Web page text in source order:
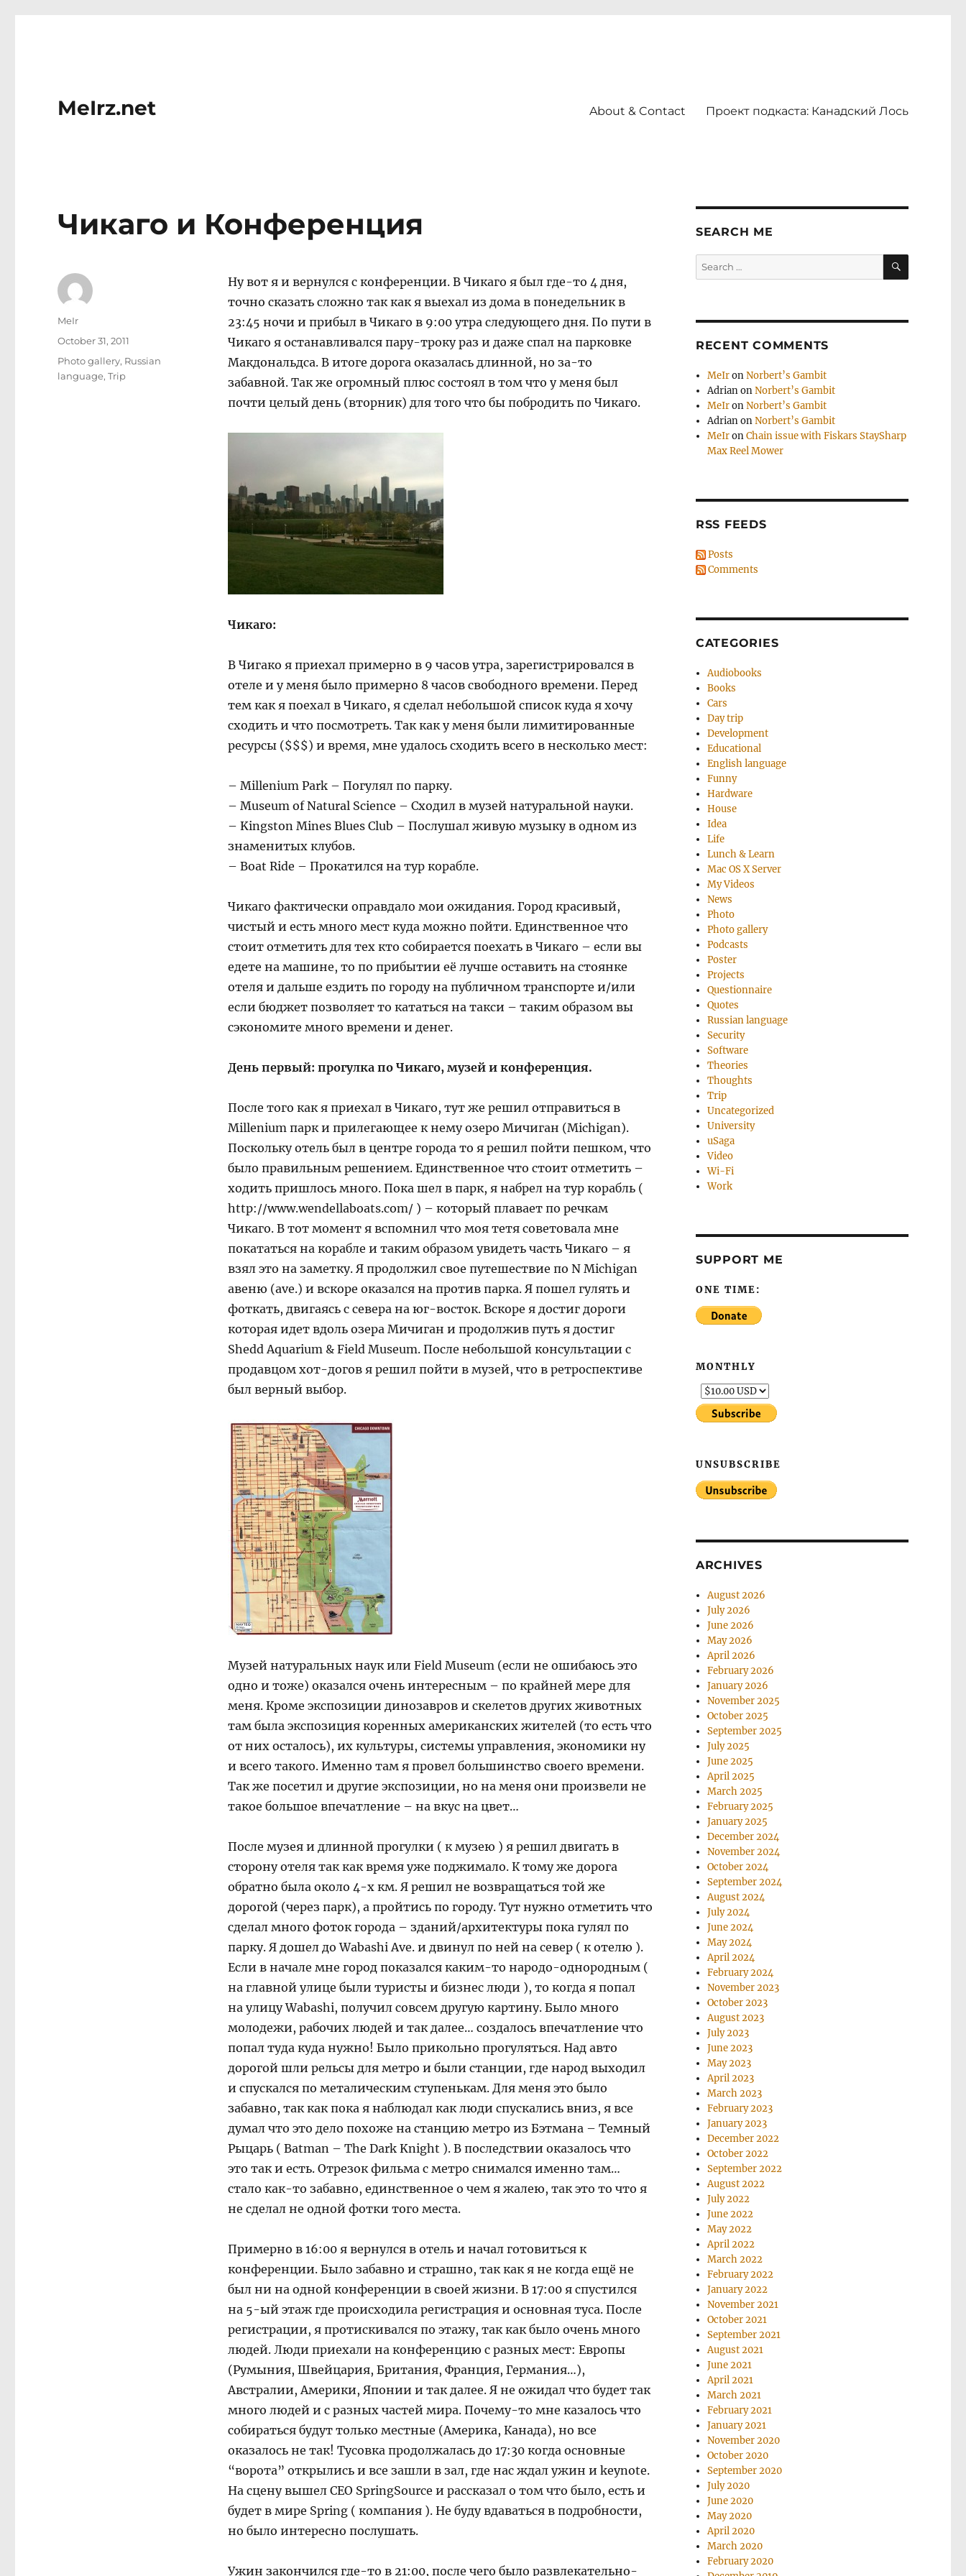
MeIrz.net About & Contact Проект подкаста: Канадский Лось
Чикаго и Конференция
Ну вот я и вернулся с конференции. В Чикаго я был где-то 4 дня,
точно сказать сложно так как я выехал из дома в понедельник в
23:45 ночи и прибыл в Чикаго в 9:00 утра следующего дня. По пути в
Чикаго я останавливался пару-троку раз и даже спал на парковке
Макдональдса. В итоге дорога оказалась длинной, но за-то
забавной. Так же огромный плюс состоял в том что у меня был
почти целый день (вторник) для того что бы побродить по Чикаго.
Чикаго:
В Чигако я приехал примерно в 9 часов утра, зарегистрировался в
отеле и у меня было примерно 8 часов свободного времени. Перед
тем как я поехал в Чикаго, я сделал небольшой список куда я хочу
сходить и что посмотреть. Так как у меня были лимитированные
ресурсы ($$$) и время, мне удалось сходить всего в несколько мест:
– Millenium Park – Погулял по парку.
– Museum of Natural Science – Сходил в музей натуральной науки.
– Kingston Mines Blues Club – Послушал живую музыку в одном из
знаменитых клубов.
– Boat Ride – Прокатился на тур корабле.
Чикаго фактически оправдало мои ожидания. Город красивый,
чистый и есть много мест куда можно пойти. Единственное что
стоит отметить для тех кто собирается поехать в Чикаго – если вы
едете на машине, то по прибытии её лучше оставить на стоянке
отеля и дальше ездить по городу на публичном транспорте и/или
если бюджет позволяет то кататься на такси – таким образом вы
сэкономите много времени и денег.
День первый: прогулка по Чикаго, музей и конференция.
После того как я приехал в Чикаго, тут же решил отправиться в
Millenium парк и прилегающее к нему озеро Мичиган (Michigan).
Поскольку отель был в центре города то я решил пойти пешком, что
было правильным решением. Единственное что стоит отметить –
ходить пришлось много. Пока шел в парк, я набрел на тур корабль (
http://www.wendellaboats.com/ ) – который плавает по речкам
Чикаго. В тот момент я вспомнил что моя тетя советовала мне
покататься на корабле и таким образом увидеть часть Чикаго – я
взял это на заметку. Я продолжил свое путешествие по N Michigan
авеню (ave.) и вскоре оказался на против парка. Я пошел гулять и
фоткать, двигаясь с севера на юг-восток. Вскоре я достиг дороги
которая идет вдоль озера Мичиган и продолжив путь я достиг
Shedd Aquarium & Field Museum. После небольшой консультации с
продавцом хот-догов я решил пойти в музей, что в ретроспективе
был верный выбор.
Музей натуральных наук или Field Museum (если не ошибаюсь это
одно и тоже) оказался очень интересным – по крайней мере для
меня. Кроме экспозиции динозавров и скелетов других животных
там была экспозиция коренных американских жителей (то есть что
от них осталось), их культуры, системы управления, экономики ну
и всего такого. Именно там я провел большинство своего времени.
Так же посетил и другие экспозиции, но на меня они произвели не
такое большое впечатление – на вкус на цвет…
После музея и длинной прогулки ( к музею ) я решил двигать в
сторону отеля так как время уже поджимало. К тому же дорога
обратно была около 4-х км. Я решил не возвращаться той же
дорогой (через парк), а пройтись по городу. Тут нужно отметить что
сделал много фоток города – зданий/архитектуры пока гулял по
парку. Я дошел до Wabashi Ave. и двинул по ней на север ( к отелю ).
Если в начале мне город показался каким-то народо-однородным (
на главной улице были туристы и бизнес люди ), то когда я попал
на улицу Wabashi, получил совсем другую картину. Было много
молодежи, рабочих людей и так далее… создалось впечатление что
попал туда куда нужно! Было прикольно прогуляться. Над авто
дорогой шли рельсы для метро и были станции, где народ выходил
и спускался по металическим ступенькам. Для меня это было
забавно, так как пока я наблюдал как люди спускались вниз, я все
думал что это дело похоже на станцию метро из Бэтмана – Темный
Рыцарь ( Batman – The Dark Knight ). В последствии оказалось что
это так и есть. Отрезок фильма с метро снимался именно там…
стало как-то забавно, единственное о чем я жалею, так это то что я
не сделал не одной фотки того места.
Примерно в 16:00 я вернулся в отель и начал готовиться к
конференции. Было забавно и страшно, так как я не когда ещё не
был ни на одной конференции в своей жизни. В 17:00 я спустился
на 5-ый этаж где происходила регистрация и основная туса. После
регистрации, я протискивался по этажу, так как было очень много
людей. Люди приехали на конференцию с разных мест: Европы
(Румыния, Швейцария, Британия, Франция, Германия…),
Австралии, Америки, Японии и так далее. Я не ожидал что будет так
много людей и с разных частей мира. Почему-то мне казалось что
собираться будут только местные (Америка, Канада), но все
оказалось не так! Тусовка продолжалась до 17:30 когда основные
“ворота” открылись и все зашли в зал, где нас ждал ужин и keynote.
На сцену вышел CEO SpringSource и рассказал о том что было, есть и
будет в мире Spring ( компания ). Не буду вдаваться в подробности,
но было интересно послушать.
Ужин закончился где-то в 21:00, после чего было развлекательно-
Author
MeIr
Posted
on
October 31, 2011
Categories
Photo gallery, Russian
language,Trip
SEARCH ME
Search
for:
SEARCH
RECENT COMMENTS
MeIronNorbert’s Gambit
AdrianonNorbert’s Gambit
MeIronNorbert’s Gambit
AdrianonNorbert’s Gambit
MeIronChain issue with Fiskars StaySharp
Max Reel Mower
RSS FEEDS
Posts
Comments
CATEGORIES
Audiobooks
Books
Cars
Day trip
Development
Educational
English language
Funny
Hardware
House
Idea
Life
Lunch & Learn
Mac OS X Server
My Videos
News
Photo
Photo gallery
Podcasts
Poster
Projects
Questionnaire
Quotes
Russian language
Security
Software
Theories
Thoughts
Trip
Uncategorized
University
uSaga
Video
Wi-Fi
Work
SUPPORT ME
ONE TIME:
MONTHLY
UNSUBSCRIBE
ARCHIVES
August 2026
July 2026
June 2026
May 2026
April 2026
February 2026
January 2026
November 2025
October 2025
September 2025
July 2025
June 2025
April 2025
March 2025
February 2025
January 2025
December 2024
November 2024
October 2024
September 2024
August 2024
July 2024
June 2024
May 2024
April 2024
February 2024
November 2023
October 2023
August 2023
July 2023
June 2023
May 2023
April 2023
March 2023
February 2023
January 2023
December 2022
October 2022
September 2022
August 2022
July 2022
June 2022
May 2022
April 2022
March 2022
February 2022
January 2022
November 2021
October 2021
September 2021
August 2021
June 2021
April 2021
March 2021
February 2021
January 2021
November 2020
October 2020
September 2020
July 2020
June 2020
May 2020
April 2020
March 2020
February 2020